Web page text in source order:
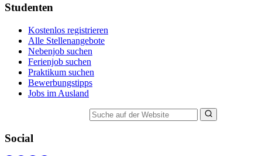
Studenten
Kostenlos registrieren
Alle Stellenangebote
Nebenjob suchen
Ferienjob suchen
Praktikum suchen
Bewerbungstipps
Jobs im Ausland
Social